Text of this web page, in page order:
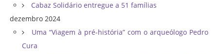
Cabaz Solidário entregue a 51 famílias
dezembro 2024
Uma “Viagem à pré-história” com o arqueólogo Pedro
Cura